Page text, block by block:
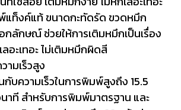
แท็งค์แท้ ขนาดกะทัดรัด ขวดหมึก
กลักษณ์ ช่วยให้การเติมหมึกเป็นเรื่อง
ลอะเทอะ ไม่เติมหมึกผิดสี
มเร็วสูง
บความเร็วในการพิมพ์สูงถึง 15.5
าที สำหรับการพิมพ์มาตรฐาน และ